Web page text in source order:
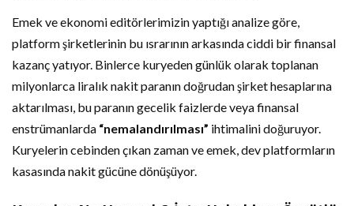
Emek ve ekonomi editörlerimizin yaptığı analize göre,
platform şirketlerinin bu ısrarının arkasında ciddi bir finansal
kazanç yatıyor. Binlerce kuryeden günlük olarak toplanan
milyonlarca liralık nakit paranın doğrudan şirket hesaplarına
aktarılması, bu paranın gecelik faizlerde veya finansal
enstrümanlarda “nemalandırılması” ihtimalini doğuruyor.
Kuryelerin cebinden çıkan zaman ve emek, dev platformların
kasasında nakit gücüne dönüşüyor.